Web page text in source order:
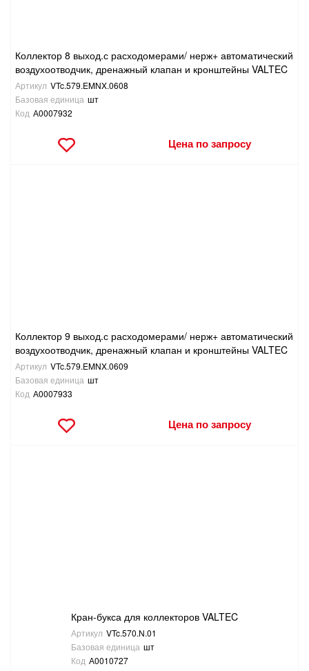
Коллектор 8 выход.с расходомерами/ нерж+ автоматический
воздухоотводчик, дренажный клапан и кронштейны VALTEC
Артикул VTc.579.EMNX.0608
Базовая единица шт
Код А0007932
Цена по запросу
Коллектор 9 выход.с расходомерами/ нерж+ автоматический
воздухоотводчик, дренажный клапан и кронштейны VALTEC
Артикул VTc.579.EMNX.0609
Базовая единица шт
Код А0007933
Цена по запросу
Кран-букса для коллекторов VALTEC
Артикул VTc.570.N.01
Базовая единица шт
Код А0010727